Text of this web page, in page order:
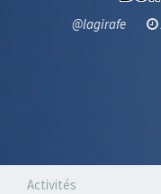
@lagirafe
Activités